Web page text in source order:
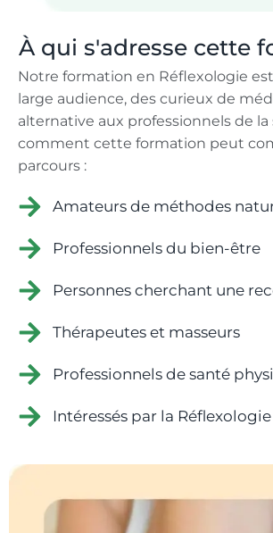
À qui s'adresse cette
Notre formation en Réflexologie
large audience, des curieux de
alternative aux professionnels de la
comment cette formation peut
parcours :
Amateurs de méthodes
Professionnels du bien-être
Personnes cherchant une
Thérapeutes et masseurs
Professionnels de santé
Intéressés par la Réflexologie